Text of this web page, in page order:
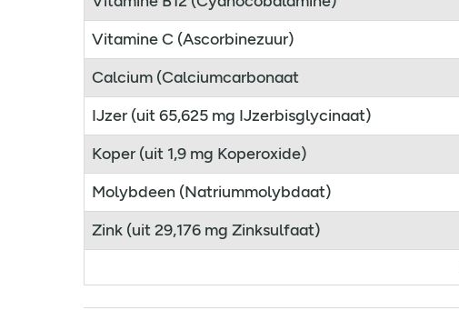
Vitamine C (Ascorbinezuur)
Calcium (Calciumcarbonaat
IJzer (uit 65,625 mg IJzerbisglycinaat)
Koper (uit 1,9 mg Koperoxide)
Molybdeen (Natriummolybdaat)
Zink (uit 29,176 mg Zinksulfaat)